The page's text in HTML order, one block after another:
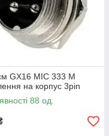
GX16 MIC 333 M
на корпус 3pin
88 од.